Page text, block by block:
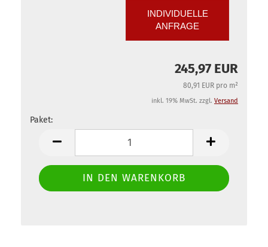
INDIVIDUELLE
ANFRAGE
245,97 EUR
80,91 EUR pro m²
inkl. 19% MwSt. zzgl. Versand
Paket: